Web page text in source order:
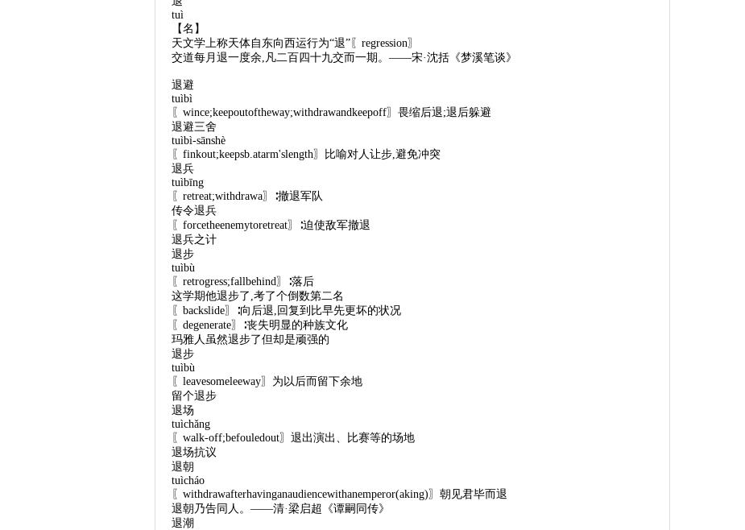
tuì
【名】
天文学上称天体自东向西运行为“退”〖regression〗
交道每月退一度余,凡二百四十九交而一期。——宋·沈括《梦溪笔谈》
退避
tuìbì
〖wince;keepoutoftheway;withdrawandkeepoff〗畏缩后退;退后躲避
退避三舍
tuìbì-sānshè
〖finkout;keepsb.atarm'slength〗比喻对人让步,避免冲突
退兵
tuìbīng
〖retreat;withdrawa〗∶撤退军队
传令退兵
〖forcetheenemytoretreat〗∶迫使敌军撤退
退兵之计
退步
tuìbù
〖retrogress;fallbehind〗∶落后
这学期他退步了,考了个倒数第二名
〖backslide〗∶向后退,回复到比早先更坏的状况
〖degenerate〗∶丧失明显的种族文化
玛雅人虽然退步了但却是顽强的
退步
tuìbù
〖leavesomeleeway〗为以后而留下余地
留个退步
退场
tuìchǎng
〖walk-off;befouledout〗退出演出、比赛等的场地
退场抗议
退朝
tuìcháo
〖withdrawafterhavinganaudiencewithanemperor(aking)〗朝见君毕而退
退朝乃告同人。——清·梁启超《谭嗣同传》
退潮